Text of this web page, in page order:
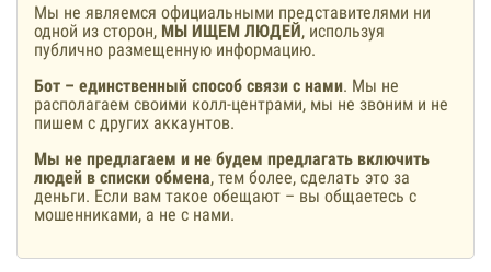
Мы не являемся официальными представителями ни
одной из сторон, МЫ ИЩЕМ ЛЮДЕЙ, используя
публично размещенную информацию.
Бот – единственный способ связи с нами. Мы не
располагаем своими колл-центрами, мы не звоним и не
пишем с других аккаунтов.
Мы не предлагаем и не будем предлагать включить
людей в списки обмена, тем более, сделать это за
деньги. Если вам такое обещают – вы общаетесь с
мошенниками, а не с нами.